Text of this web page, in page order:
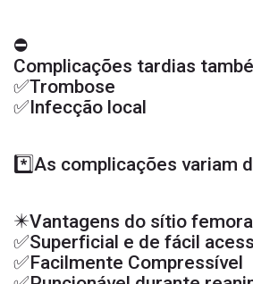
⛔️
Complicações tardias
✅Trombose
✅Infecção local
*️⃣As complicações variam
✴️Vantagens do sítio
✅Superficial e de fácil
✅Facilmente Compressível